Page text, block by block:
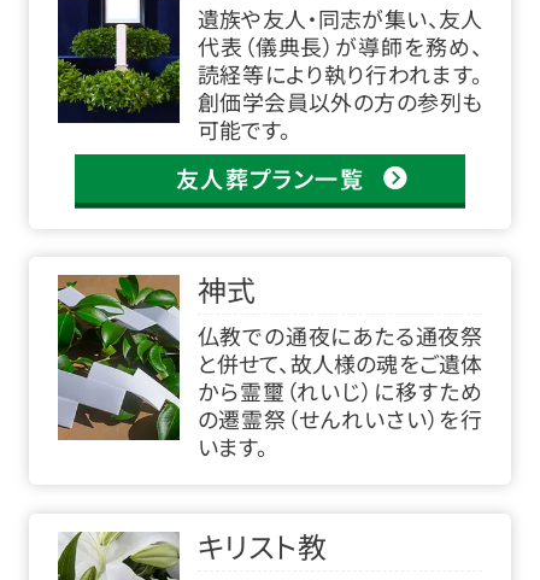
遺族や友人・同志が集い、友人
代表（儀典長）が導師を務め、
読経等により執り行われます。
創価学会員以外の方の参列も
可能です。
友人葬プラン一覧
神式
仏教での通夜にあたる通夜祭
と併せて、故人様の魂をご遺体
から霊璽（れいじ）に移すため
の遷霊祭（せんれいさい）を行
います。
キリスト教